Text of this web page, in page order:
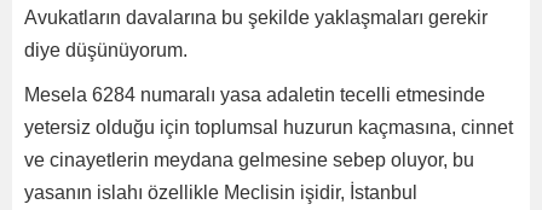
Avukatların davalarına bu şekilde yaklaşmaları gerekir
diye düşünüyorum.
Mesela 6284 numaralı yasa adaletin tecelli etmesinde
yetersiz olduğu için toplumsal huzurun kaçmasına, cinnet
ve cinayetlerin meydana gelmesine sebep oluyor, bu
yasanın islahı özellikle Meclisin işidir, İstanbul